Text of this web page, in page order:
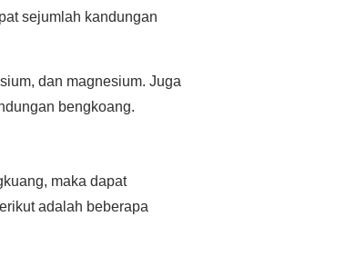
sejumlah kandungan
dan magnesium. Juga
bengkoang.
maka dapat
adalah beberapa